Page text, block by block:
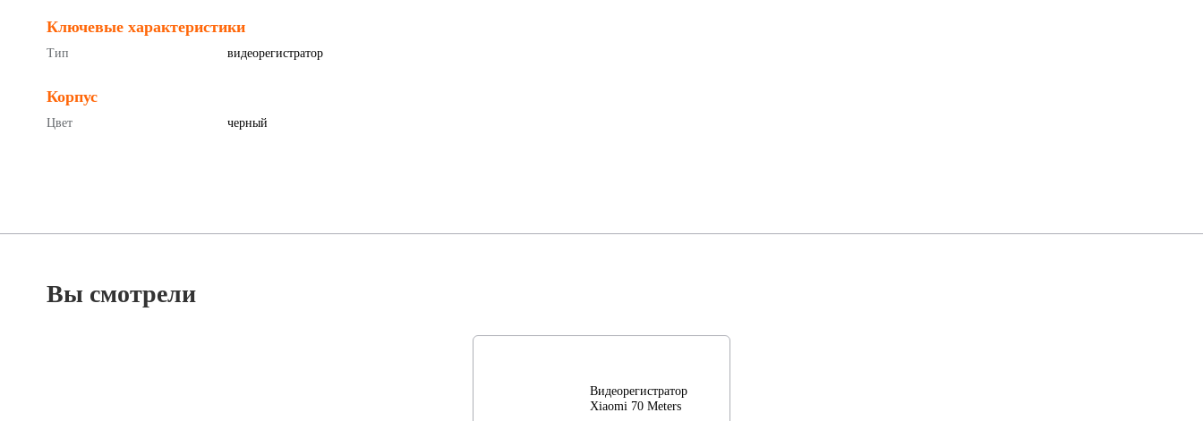
Ключевые характеристики
Тип видеорегистратор
Корпус
Цвет черный
Вы смотрели
Видеорегистратор
Xiaomi 70 Meters